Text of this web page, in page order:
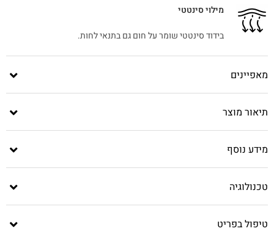
מילוי סינטטי
בידוד סינטטי שומר על חום גם בתנאי לחות.
מאפיינים
תיאור מוצר
מידע נוסף
טכנולוגיה
טיפול בפריט